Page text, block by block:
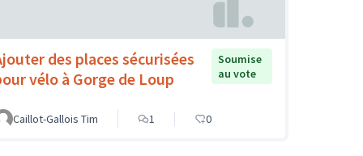
des places sécurisées
vélo à Gorge de Loup
Soumise
au vote
Caillot-Gallois Tim 1 0